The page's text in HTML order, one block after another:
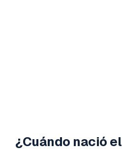
¿Cuándo nació